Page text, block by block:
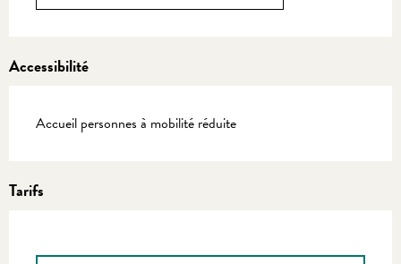
Accessibilité
Accueil personnes à mobilité réduite
Tarifs